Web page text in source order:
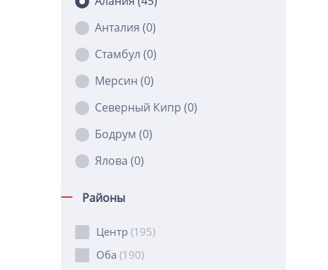
Анталия (0)
Стамбул (0)
Мерсин (0)
Северный Кипр (0)
Бодрум (0)
Ялова (0)
Районы
Центр (195)
Оба (190)